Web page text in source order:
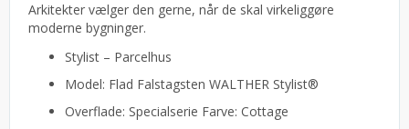
Arkitekter vælger den gerne, når de skal virkeliggøre
moderne bygninger.
Stylist – Parcelhus
Model: Flad Falstagsten WALTHER Stylist®
Overflade: Specialserie Farve: Cottage